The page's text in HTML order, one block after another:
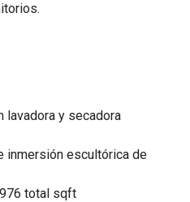
lavadora y secadora
inmersión escultórica de
total sqft